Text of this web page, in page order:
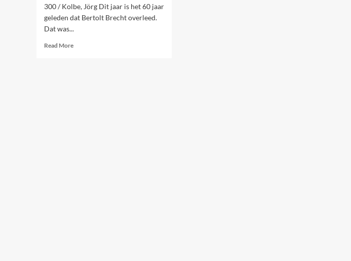
300 / Kolbe, Jörg Dit jaar is het 60 jaar
geleden dat Bertolt Brecht overleed.
Dat was...
Read MoreRead